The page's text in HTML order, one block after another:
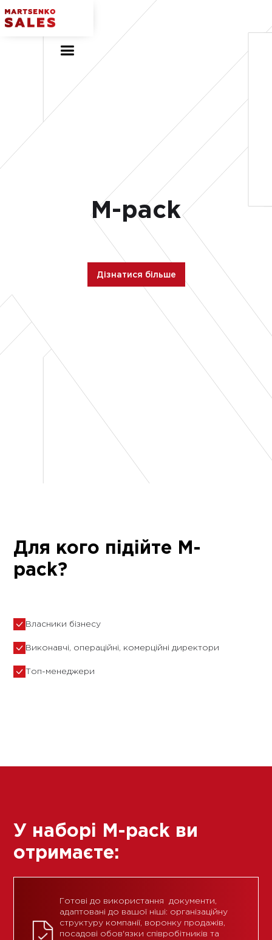
M-pack
Дізнатися більше
Для кого підійте M-
pack?
Власники бізнесу
Виконавчі, операційні, комерційні директори
Топ-менеджери
У наборі M-pack ви
отримаєте:
Готові до використання документи,
адаптовані до вашої ніші: організаційну
структуру компанії, воронку продажів,
посадові обов'язки співробітників та